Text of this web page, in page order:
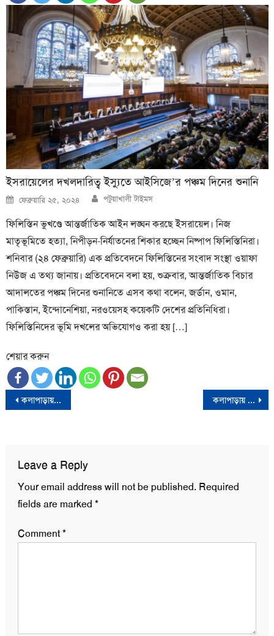
ইসরায়েলের দখলদারিত্ব ইস্যুতে আইসিজে’র পঞ্চম দিনের শুনানি
Posted
on
ফেব্রুয়ারি ২৫, ২০২৪ Author
পটুয়াখালী টাইমস
ফিলিস্তিন ভুখণ্ডে আন্তর্জাতিক আইন লঙ্ঘন করছে ইসরায়েল। নিজ
মাতৃভূমিতে হত্যা, নিপীড়ন-নির্যাতনের শিকার হচ্ছেন নিষ্পাপ ফিলিস্তিনিরা।
শনিবার (২৪ ফেব্রুয়ারি) এক প্রতিবেদনে ফিলিস্তিনের সংবাদ সংস্থা ওয়াফা
নিউজ এ তথ্য জানায়। প্রতিবেদনে বলা হয়, শুক্রবার, আন্তর্জাতিক বিচার
আদালতের পঞ্চম দিনের শুনানিতে এসব কথা বলেন, জর্ডান, ওমান,
পাকিস্তান, ইন্দোনেশিয়া, নরওয়েসহ কয়েকটি দেশের প্রতিনিধিরা।
ফিলিস্তিনিদের ভূমি দখলের অভিযোগও করা হয় […]
শেয়ার করুন
Post
কলাপাড়ায় অবৈধ ফ্রুট পুডিং কারখানা শনাক্ত, মালিককে ১ বছরের কারাদণ্ড কলাপাড়ায় ৫০ পিস ইয়াবাসহ মাদক কারবারি গ্রেফতার
Leave a Reply
Your email address will not be published. Required
fields are marked *
Comment*